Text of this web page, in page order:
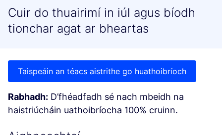
Cuir do thuairimí in iúl agus bíodh
tionchar agat ar bheartas
Taispeáin an téacs aistrithe go huathoibríoch
Rabhadh: D’fhéadfadh sé nach mbeidh na
haistriúcháin uathoibríocha 100% cruinn.